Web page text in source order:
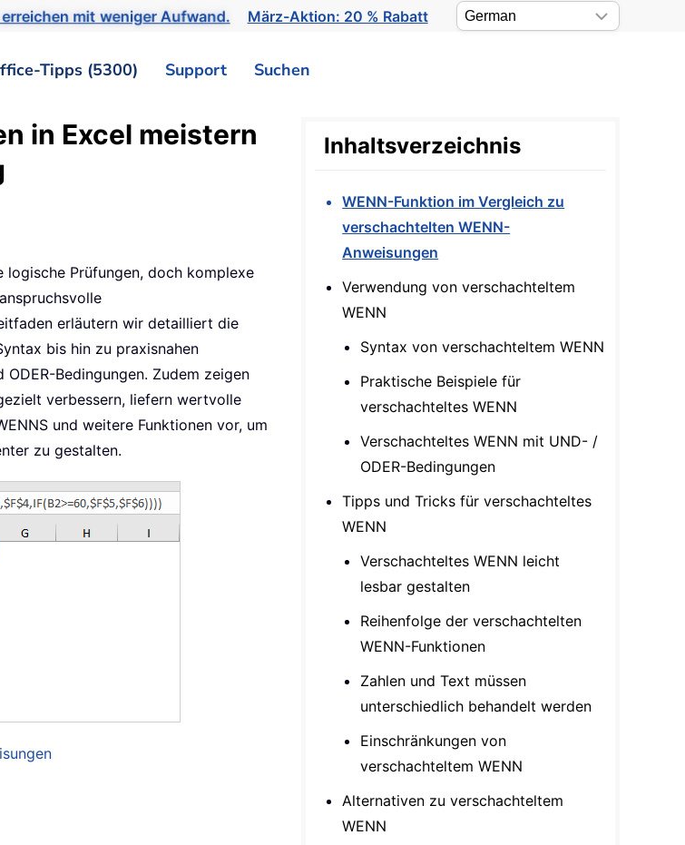
mit weniger Aufwand. März-Aktion: 20 % Rabatt
Tipps (5300) Support Suchen
in Excel meistern
Prüfungen, doch komplexe
erläutern wir detailliert die
bis hin zu praxisnahen
Bedingungen. Zudem zeigen
verbessern, liefern wertvolle
und weitere Funktionen vor, um
zu gestalten.
Inhaltsverzeichnis
WENN-Funktion im Vergleich zu
verschachtelten WENN-
Anweisungen
Verwendung von verschachteltem
WENN
Syntax von verschachteltem WENN
Praktische Beispiele für
verschachteltes WENN
Verschachteltes WENN mit UND- /
ODER-Bedingungen
Tipps und Tricks für verschachteltes
WENN
Verschachteltes WENN leicht
lesbar gestalten
Reihenfolge der verschachtelten
WENN-Funktionen
Zahlen und Text müssen
unterschiedlich behandelt werden
Einschränkungen von
verschachteltem WENN
Alternativen zu verschachteltem
WENN